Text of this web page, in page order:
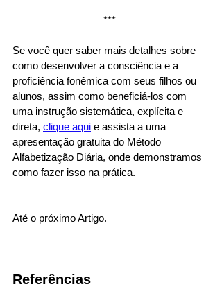
***
Se você quer saber mais detalhes sobre
como desenvolver a consciência e a
proficiência fonêmica com seus filhos ou
alunos, assim como beneficiá-los com
uma instrução sistemática, explícita e
direta, clique aqui e assista a uma
apresentação gratuita do Método
Alfabetização Diária, onde demonstramos
como fazer isso na prática.
Até o próximo Artigo.
Referências